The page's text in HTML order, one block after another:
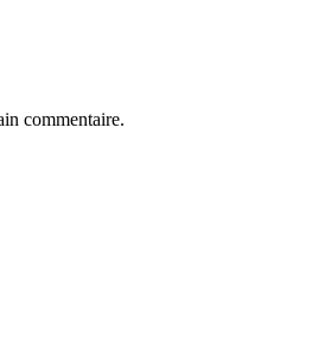
commentaire.